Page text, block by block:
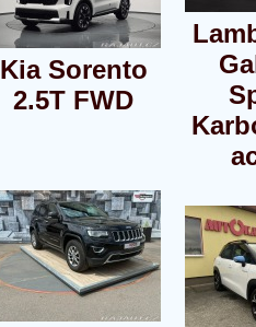
Kia Sorento
2.5T FWD